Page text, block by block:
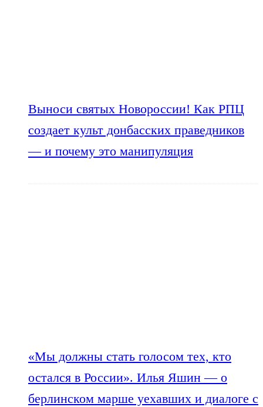
Выноси святых Новороссии! Как РПЦ
создает культ донбасских праведников
— и почему это манипуляция
«Мы должны стать голосом тех, кто
остался в России». Илья Яшин — о
берлинском марше уехавших и диалоге с